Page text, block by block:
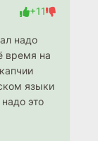
+11
надо
время на
языки
это